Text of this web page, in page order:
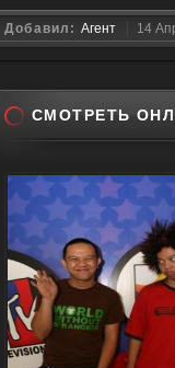
Добавил: Агент 14
СМОТРЕТЬ